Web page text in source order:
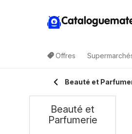
Offres
Beauté et
Beauté et
Parfumerie